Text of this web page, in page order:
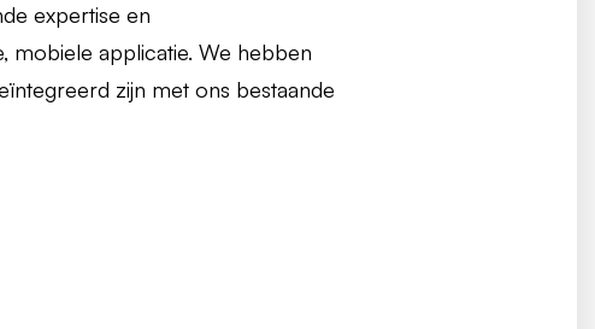
expertise en
mobiele applicatie. We hebben
zijn met ons bestaande